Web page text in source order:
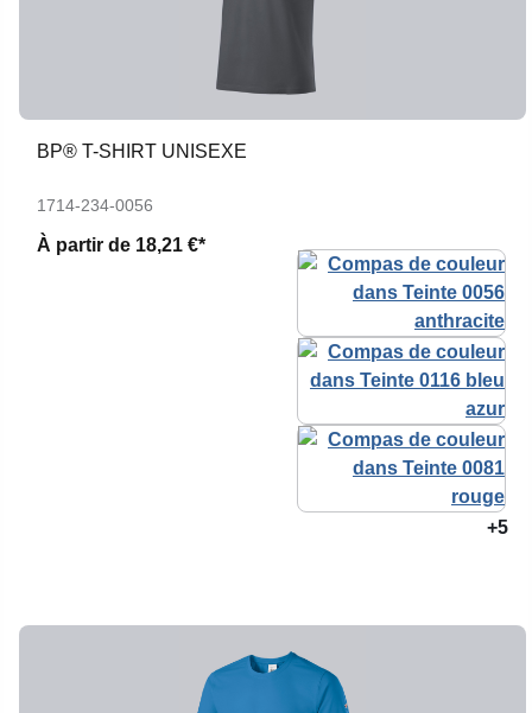
BP® T-SHIRT UNISEXE
1714-234-0056
À partir de 18,21 €*
+5